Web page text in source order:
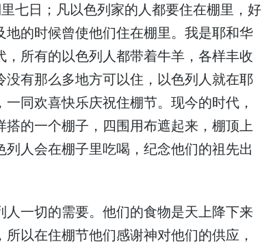
七日；凡以色列家的人都要住在棚里，好
的时候曾使他们住在棚里。我是耶和华
所有的以色列人都带着牛羊，各样丰收
有那么多地方可以住，以色列人就在耶
同欢喜快乐庆祝住棚节。现今的时代，
的一个棚子，四围用布遮起来，棚顶上
人会在棚子里吃喝，纪念他们的祖先出
一切的需要。他们的食物是天上降下来
以在住棚节他们感谢神对他们的供应，